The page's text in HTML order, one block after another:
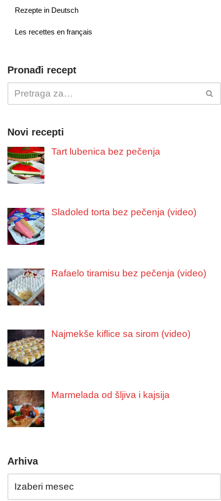
Rezepte in Deutsch
Les recettes en français
Pronađi recept
Novi recepti
Tart lubenica bez pečenja
Sladoled torta bez pečenja (video)
Rafaelo tiramisu bez pečenja (video)
Najmekše kiflice sa sirom (video)
Marmelada od šljiva i kajsija
Arhiva